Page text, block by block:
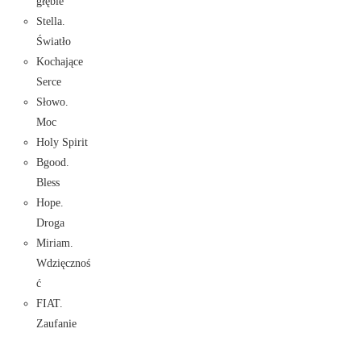
Stella.
Światło
Kochające
Serce
Słowo.
Moc
Holy Spirit
Bgood.
Bless
Hope.
Droga
Miriam.
Wdzięcznoś
ć
FIAT.
Zaufanie